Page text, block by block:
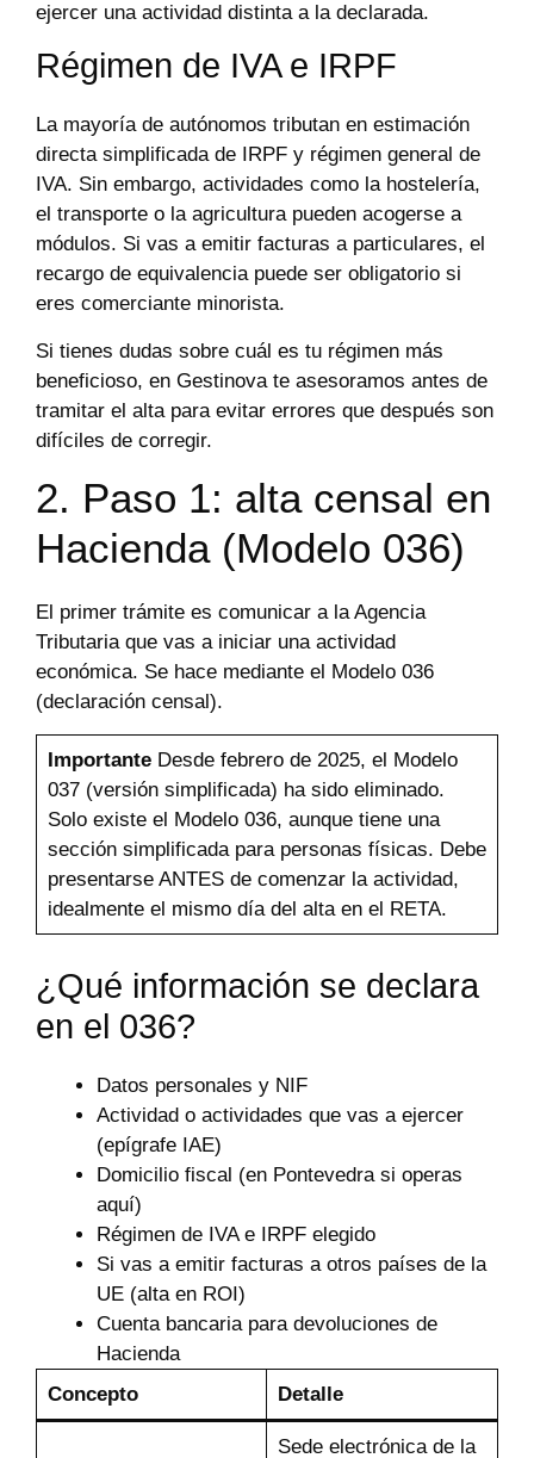
ejercer una actividad distinta a la declarada.
Régimen de IVA e IRPF
La mayoría de autónomos tributan en estimación
directa simplificada de IRPF y régimen general de
IVA. Sin embargo, actividades como la hostelería,
el transporte o la agricultura pueden acogerse a
módulos. Si vas a emitir facturas a particulares, el
recargo de equivalencia puede ser obligatorio si
eres comerciante minorista.
Si tienes dudas sobre cuál es tu régimen más
beneficioso, en Gestinova te asesoramos antes de
tramitar el alta para evitar errores que después son
difíciles de corregir.
2. Paso 1: alta censal en
Hacienda (Modelo 036)
El primer trámite es comunicar a la Agencia
Tributaria que vas a iniciar una actividad
económica. Se hace mediante el Modelo 036
(declaración censal).
ImportanteDesde febrero de 2025, el Modelo
037 (versión simplificada) ha sido eliminado.
Solo existe el Modelo 036, aunque tiene una
sección simplificada para personas físicas. Debe
presentarse ANTES de comenzar la actividad,
idealmente el mismo día del alta en el RETA.
¿Qué información se declara
en el 036?
Datos personales y NIF
Actividad o actividades que vas a ejercer
(epígrafe IAE)
Domicilio fiscal (en Pontevedra si operas
aquí)
Régimen de IVA e IRPF elegido
Si vas a emitir facturas a otros países de la
UE (alta en ROI)
Cuenta bancaria para devoluciones de
Hacienda
Concepto
Detalle
Sede electrónica de la